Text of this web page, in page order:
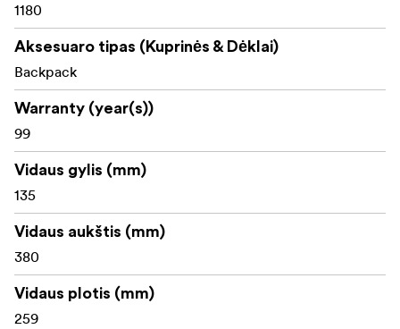
1180
Aksesuaro tipas (Kuprinės & Dėklai)
Backpack
Warranty (year(s))
99
Vidaus gylis (mm)
135
Vidaus aukštis (mm)
380
Vidaus plotis (mm)
259